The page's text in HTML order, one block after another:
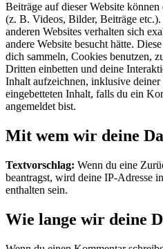
Beiträge auf dieser Website
(z. B. Videos, Bilder, Beiträge
anderen Websites verhalten sich
andere Website besucht hätte.
dich sammeln, Cookies benutzen,
Dritten einbetten und deine
Inhalt aufzeichnen, inklusive
eingebetteten Inhalt, falls du ein
angemeldet bist.
Mit wem wir deine
Textvorschlag: Wenn du eine
beantragst, wird deine IP-Adresse
enthalten sein.
Wie lange wir deine